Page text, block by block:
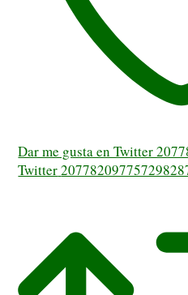
Dar me gusta en Twitter
Twitter